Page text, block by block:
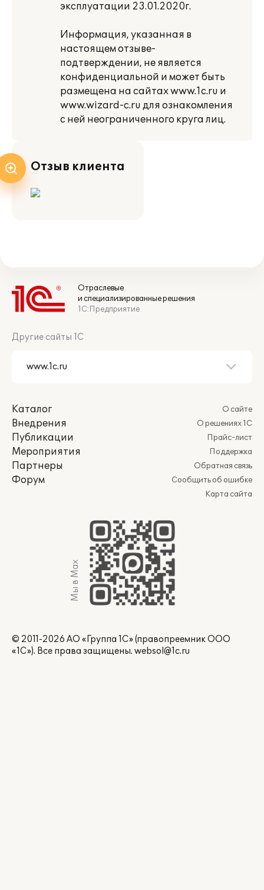
эксплуатации 23.01.2020г.
Информация, указанная в
настоящем отзыве-
подтверждении, не является
конфиденциальной и может быть
размещена на сайтах www.1c.ru и
www.wizard-c.ru для ознакомления
с ней неограниченного круга лиц.
Отзыв клиента
Отраслевые
и специализированные решения
1С:Предприятие
Другие сайты 1С
Каталог
Внедрения
Публикации
Мероприятия
Партнеры
Форум
О сайте
О решениях 1С
Прайс-лист
Поддержка
Обратная связь
Сообщить об ошибке
Карта сайта
Мы в Max
© 2011-2026 АО «Группа 1С» (правопреемник ООО
«1С»). Все права защищены. websol@1c.ru